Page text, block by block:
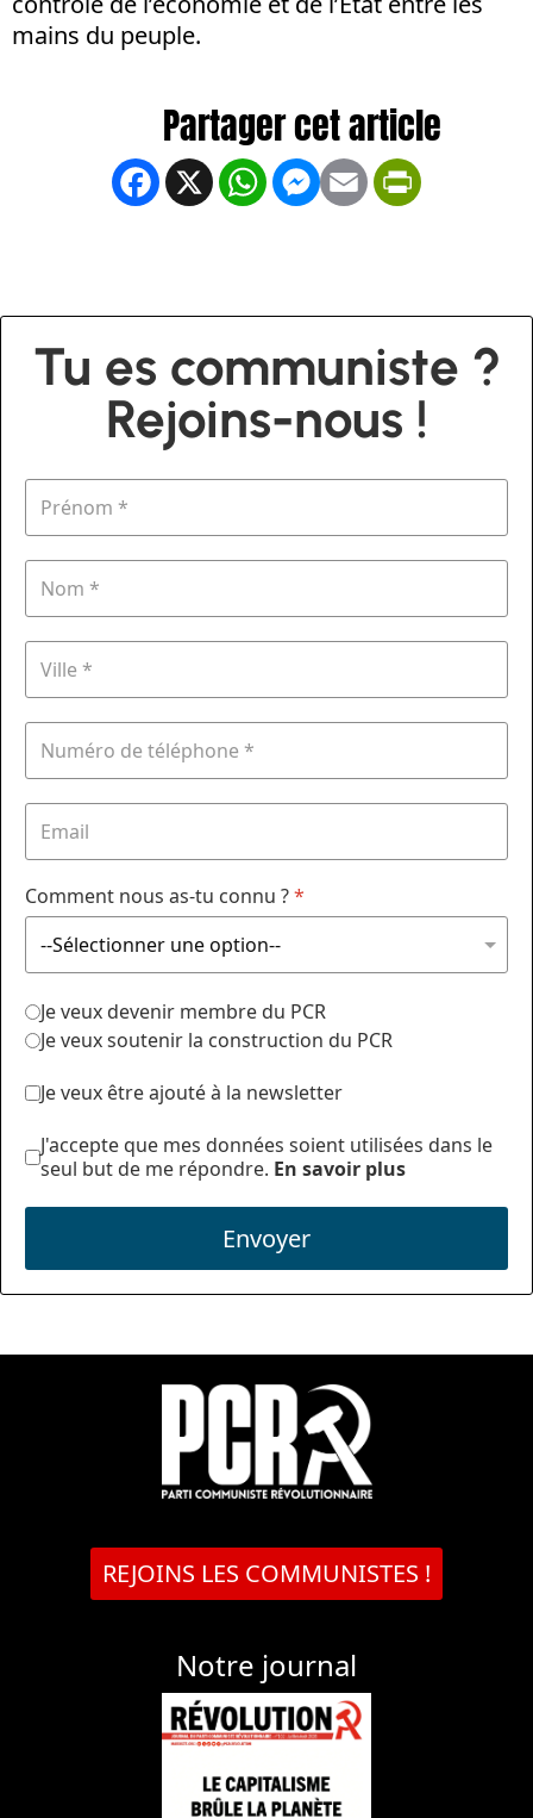
mains du peuple.
Facebook
X WhatsApp
Messenger
Email
Tu es communiste ?
Rejoins-nous !
Comment nous as-tu connu ?*
Je veux devenir membre du PCR
Je veux soutenir la construction du PCR
Je veux être ajouté à la newsletter
J'accepte que mes données soient utilisées dans le
seul but de me répondre. En savoir plus
Envoyer
REJOINS LES COMMUNISTES !
Notre journal